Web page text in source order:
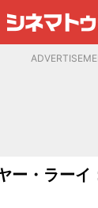
ー・ラー